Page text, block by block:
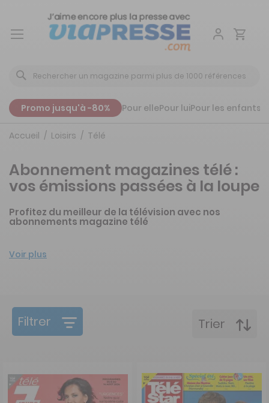
Aller
Promo jusqu'à -80% Pour ellePour luiPour les enfants
Accueil Loisirs Télé
Abonnement magazines télé :
vos émissions passées à la loupe
Profitez du meilleur de la télévision avec nos
abonnements magazine télé
Voir plus
Filtrer Trier